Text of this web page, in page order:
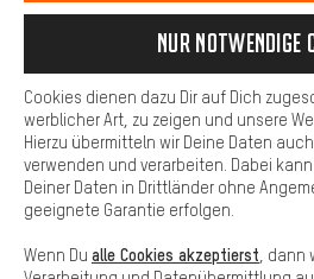
Hinweisgebersystem Hinweise
Cookie-Einstellungen
Alle Preise verstehen sich in Euro
Versandkostenfür
Verfügung stellen. Zudem hast du
Services zu nutzen, die es dir
finden. Beispielsweise bieten wir
Fragen schnell und unkompliziert
Basis
Basis-Cookies gewährleisten,
grundsätzlich nutzen kannst.
Nur Notwendige
Cookies dienen dazu Dir auf Dich
werblicher Art, zu zeigen und unsere
Hierzu übermitteln wir Deine Daten
verwenden und verarbeiten. Dabei
Deiner Daten in Drittländer ohne
geeignete Garantie erfolgen.
Wenn Du alle Cookies akzeptierst ,